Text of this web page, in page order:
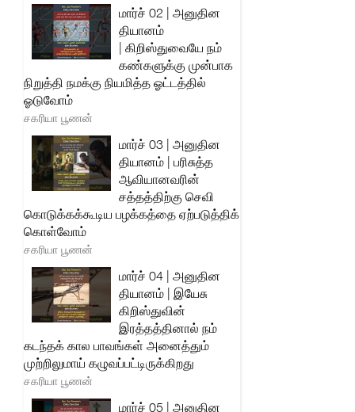
மார்ச் 02 | அனுதின
தியானம்
| கிறிஸ்துவையே நம்
கண்களுக்கு முன்பாக
நிறுத்தி நமக்கு நியமித்த ஓட்டத்தில்
ஓடுவோம்
சகரியா பூணன்
மார்ச் 03 | அனுதின
தியானம் | பரிசுத்த
ஆவியானவரின்
சத்தத்திற்கு செவி
கொடுக்கக்கூடிய பழக்கத்தை ஏற்படுத்திக்
கொள்வோம்
சகரியா பூணன்
மார்ச் 04 | அனுதின
தியானம் | இயேசு
கிறிஸ்துவின்
இரத்தத்தினால் நம்
கடந்தக் கால பாவங்கள் அனைத்தும்
முற்றிலுமாய் கழுவப்பட்டிருக்கிறது
சகரியா பூணன்
மார்ச் 05 | அனுதின